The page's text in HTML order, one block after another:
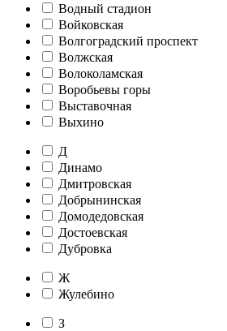
Водный стадион
Войковская
Волгоградский проспект
Волжская
Волоколамская
Воробьевы горы
Выставочная
Выхино
Д
Динамо
Дмитровская
Добрынинская
Домодедовская
Достоевская
Дубровка
Ж
Жулебино
З